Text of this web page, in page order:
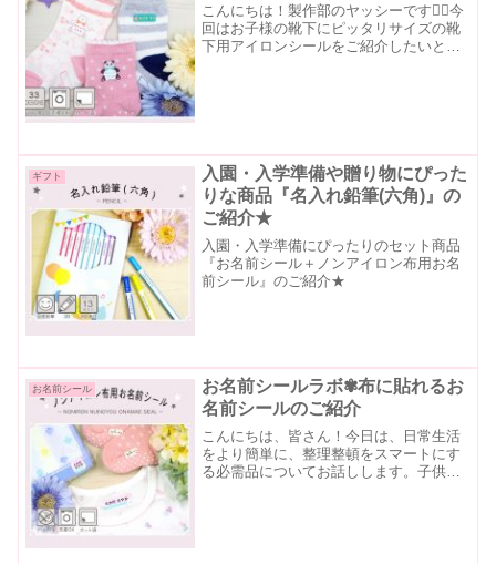
こんにちは！製作部のヤッシーです🙋‍♂️今
回はお子様の靴下にピッタリサイズの靴
下用アイロンシールをご紹介したいと思
ギフト
入園・入学準備や贈り物にぴった
りな商品『名入れ鉛筆(六角)』の
ご紹介★
入園・入学準備にぴったりのセット商品
『お名前シール＋ノンアイロン布用お名
前シール』のご紹介★
お名前シール
お名前シールラボ✾布に貼れるお
名前シールのご紹介
こんにちは、皆さん！今日は、日常生活
をより簡単に、整理整頓をスマートにす
る必需品についてお話しします。子供の